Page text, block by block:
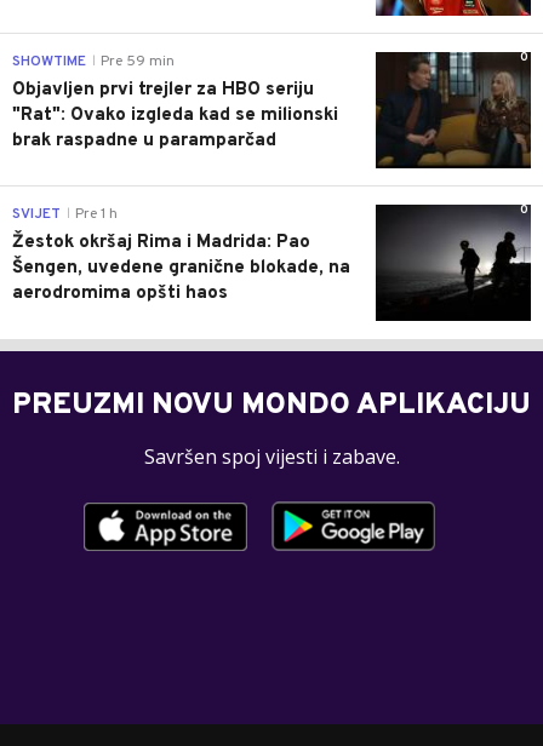
0
SHOWTIME Pre 59 min
Objavljen prvi trejler za HBO seriju
"Rat": Ovako izgleda kad se milionski
brak raspadne u paramparčad
0
SVIJET Pre 1 h
Žestok okršaj Rima i Madrida: Pao
Šengen, uvedene granične blokade, na
aerodromima opšti haos
PREUZMI NOVU MONDO APLIKACIJU
Savršen spoj vijesti i zabave.